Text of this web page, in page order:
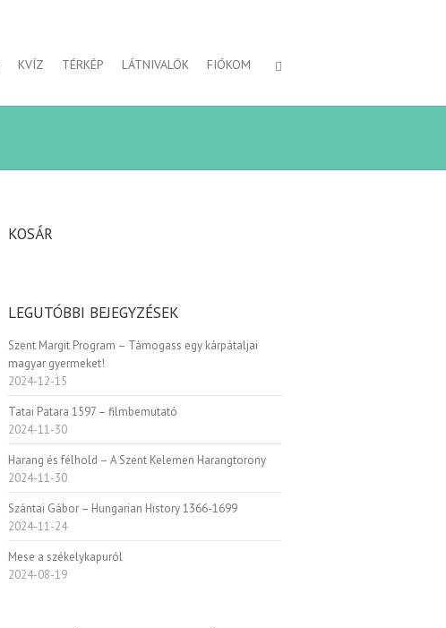
KVÍZ TÉRKÉP LÁTNIVALÓK FIÓKOM
KOSÁR
LEGUTÓBBI BEJEGYZÉSEK
Szent Margit Program – Támogass egy kárpátaljai
magyar gyermeket!
2024-12-15
Tatai Patara 1597 – filmbemutató
2024-11-30
Harang és félhold – A Szent Kelemen Harangtorony
2024-11-30
Szántai Gábor – Hungarian History 1366-1699
2024-11-24
Mese a székelykapuról
2024-08-19